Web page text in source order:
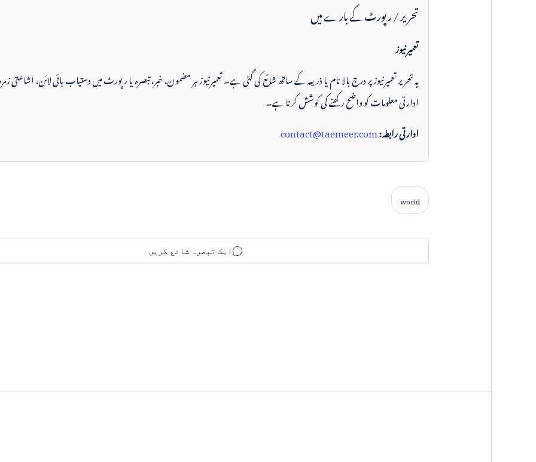
تحریر / رپورٹ کے بارے میں
تعمیرنیوز
یہ تحریر تعمیرنیوز پر درج بالا نام یا ذریعہ کے ساتھ شائع کی گئی ہے۔ تعمیرنیوز ہر مضمون، خبر، تبصرہ یا رپورٹ میں دستیاب بائی لائن، اشاعتی
ادارتی معلومات کو واضح رکھنے کی کوشش کرتا ہے۔
ادارتی رابطہ:contact@taemeer.com